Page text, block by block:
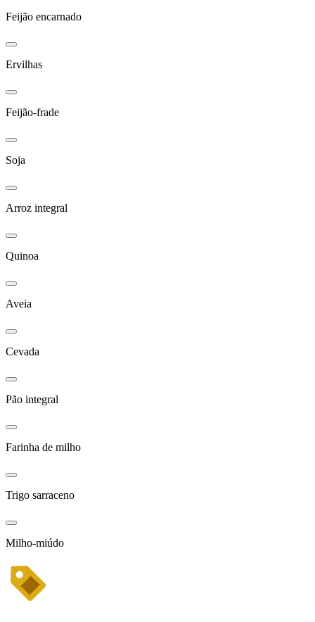
Feijão encarnado
Ervilhas
Feijão-frade
Soja
Arroz integral
Quinoa
Aveia
Cevada
Pão integral
Farinha de milho
Trigo sarraceno
Milho-miúdo